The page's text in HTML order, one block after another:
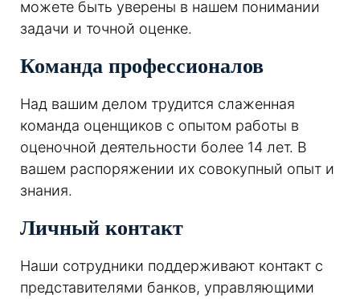
можете быть уверены в нашем понимании
задачи и точной оценке.
Команда профессионалов
Над вашим делом трудится слаженная
команда оценщиков с опытом работы в
оценочной деятельности более 14 лет. В
вашем распоряжении их совокупный опыт и
знания.
Личный контакт
Наши сотрудники поддерживают контакт с
представителями банков, управляющими